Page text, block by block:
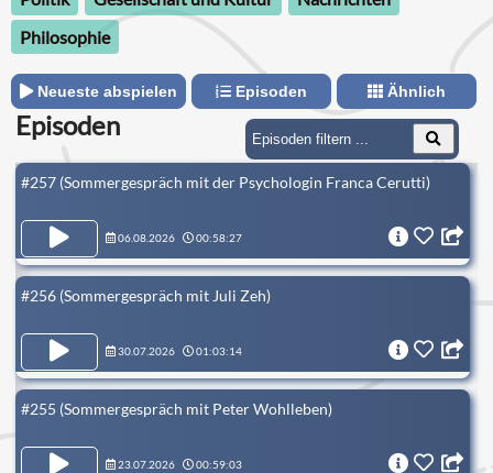
Philosophie
Neueste abspielen Episoden Ähnlich
Episoden
#257 (Sommergespräch mit der Psychologin Franca Cerutti)
06.08.2026 00:58:27
#256 (Sommergespräch mit Juli Zeh)
30.07.2026 01:03:14
#255 (Sommergespräch mit Peter Wohlleben)
23.07.2026 00:59:03